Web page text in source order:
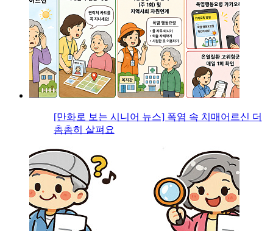
[만화로 보는 시니어 뉴스] 폭염 속 치매어르신 더
촘촘히 살펴요